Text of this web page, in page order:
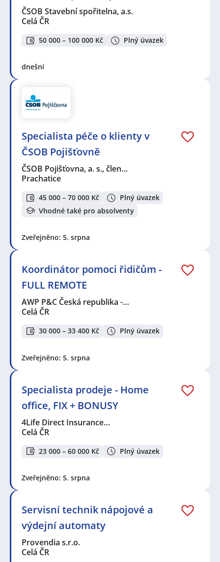
ČSOB Stavební spořitelna, a.s.
Celá ČR
50 000 – 100 000 Kč Plný úvazek
dnešní
Specialista péče o klienty v
ČSOB Pojišťovně
ČSOB Pojišťovna, a. s., člen…
Prachatice
45 000 – 70 000 Kč
Plný úvazek
Vhodné také pro absolventy
Zveřejněno: 5. srpna
Koordinátor pomoci řidičům -
FULL REMOTE
AWP P&C Česká republika -…
Celá ČR
30 000 – 33 400 Kč Plný úvazek
Zveřejněno: 5. srpna
Specialista prodeje - Home
office, FIX + BONUSY
4Life Direct Insurance…
Celá ČR
23 000 – 60 000 Kč Plný úvazek
Zveřejněno: 5. srpna
Servisní technik nápojové a
výdejní automaty
Provendia s.r.o.
Celá ČR